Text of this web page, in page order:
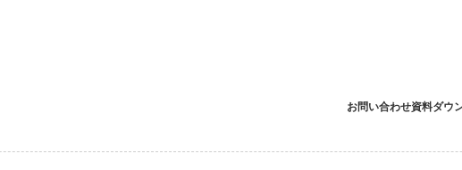
お問い合わせ資料ダウ